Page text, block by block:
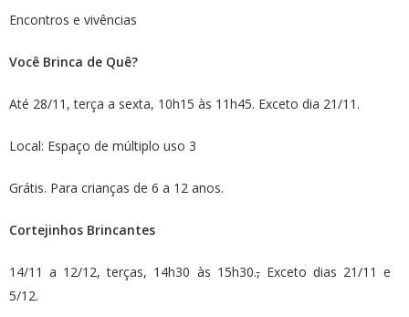
Encontros e vivências
Você Brinca de Quê?
Até 28/11, terça a sexta, 10h15 às 11h45. Exceto dia 21/11.
Local: Espaço de múltiplo uso 3
Grátis. Para crianças de 6 a 12 anos.
Cortejinhos Brincantes
14/11 a 12/12, terças, 14h30 às 15h30.,Exceto dias 21/11 e
5/12.